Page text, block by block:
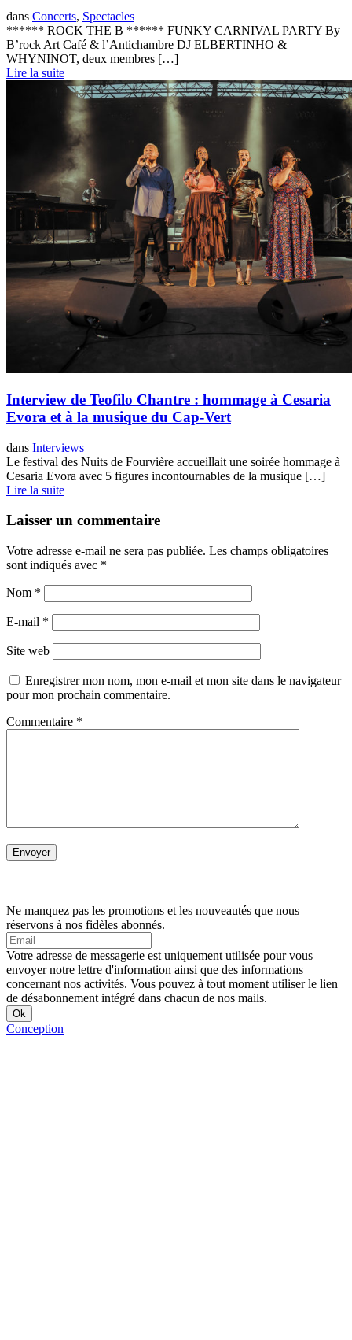
dans Concerts, Spectacles
****** ROCK THE B ****** FUNKY CARNIVAL PARTY By
B’rock Art Café & l’Antichambre DJ ELBERTINHO &
WHYNINOT, deux membres […]
Lire la suite
Interview de Teofilo Chantre : hommage à Cesaria
Evora et à la musique du Cap-Vert
dans Interviews
Le festival des Nuits de Fourvière accueillait une soirée hommage à
Cesaria Evora avec 5 figures incontournables de la musique […]
Lire la suite
Laisser un commentaire
Votre adresse e-mail ne sera pas publiée. Les champs obligatoires
sont indiqués avec *
Nom *
E-mail *
Site web
Enregistrer mon nom, mon e-mail et mon site dans le navigateur
pour mon prochain commentaire.
Commentaire *
Ne manquez pas les promotions et les nouveautés que nous
réservons à nos fidèles abonnés.
Votre adresse de messagerie est uniquement utilisée pour vous
envoyer notre lettre d'information ainsi que des informations
concernant nos activités. Vous pouvez à tout moment utiliser le lien
de désabonnement intégré dans chacun de nos mails.
Conception